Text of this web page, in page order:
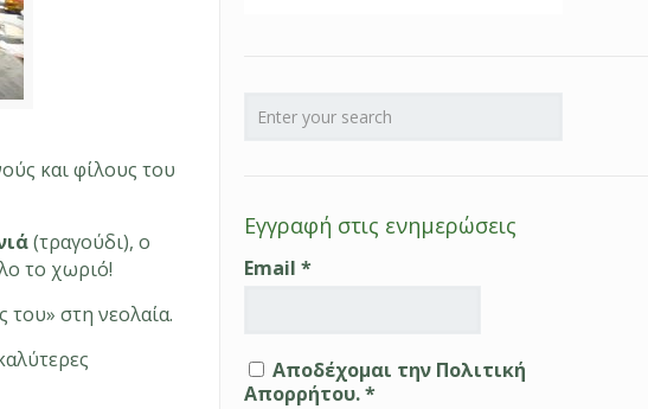
και φίλους του
(τραγούδι), ο
το χωριό!
του» στη νεολαία.
Εγγραφή στις ενημερώσεις
Email *
Αποδέχομαι την Πολιτική
Απορρήτου. *